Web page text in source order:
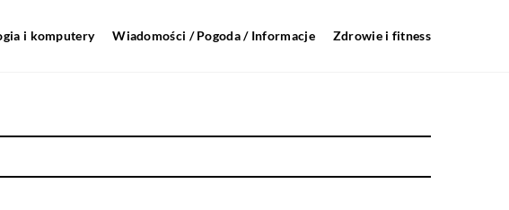
i komputery Wiadomości / Pogoda / Informacje Zdrowie i fitness